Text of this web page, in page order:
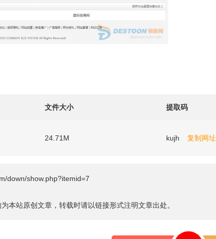
文件大小
24.71M
提取码
kujh 复制网址
down/show.php?itemid=7
本站原创文章，转载时请以链接形式注明文章出处。